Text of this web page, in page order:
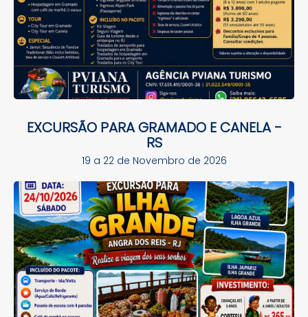
EXCURSÃO PARA GRAMADO E CANELA -
RS
19 a 22 de Novembro de 2026